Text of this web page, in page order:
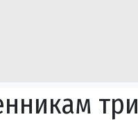
три